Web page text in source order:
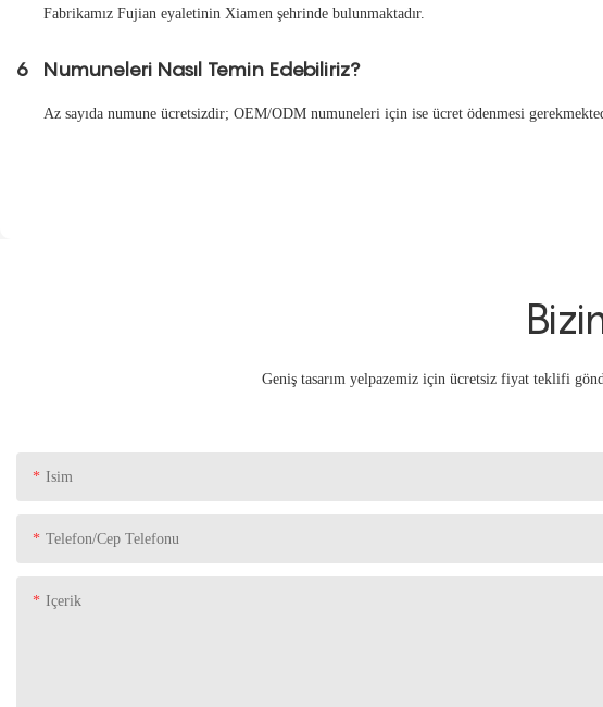
Fabrikamız Fujian eyaletinin Xiamen şehrinde bulunmaktadır.
6 Numuneleri Nasıl Temin Edebiliriz?
Az sayıda numune ücretsizdir; OEM/ODM numuneleri için ise ücret ödenmesi
Geniş tasarım yelpazemiz için ücretsiz fiyat teklifi
Isim
Telefon/Cep Telefonu
Içerik